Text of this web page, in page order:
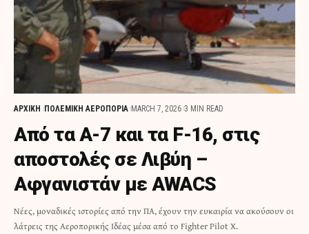
ΑΡΧΙΚΗ ΠΟΛΕΜΙΚΗ ΑΕΡΟΠΟΡΙΑ MARCH 7, 2026 3 MIN READ
Από τα Α-7 και τα F-16, στις
αποστολές σε Λιβύη –
Αφγανιστάν με AWACS
Νέες, μοναδικές ιστορίες από την ΠΑ, έχουν την ευκαιρία να ακούσουν οι
λάτρεις της Αεροπορικής Ιδέας μέσα από το Fighter Pilot X.